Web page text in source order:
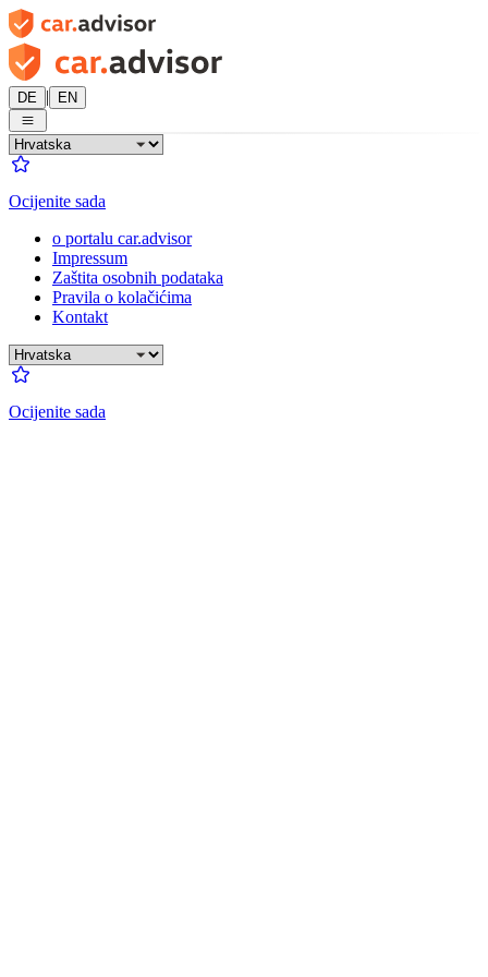
DE | EN
Ocijenite sada
o portalu car.advisor
Impressum
Zaštita osobnih podataka
Pravila o kolačićima
Kontakt
Ocijenite sada